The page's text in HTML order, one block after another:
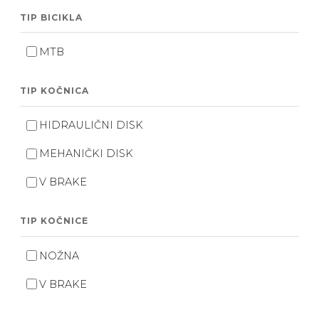
TIP BICIKLA
MTB
TIP KOČNICA
HIDRAULIČNI DISK
MEHANIČKI DISK
V BRAKE
TIP KOČNICE
NOŽNA
V BRAKE